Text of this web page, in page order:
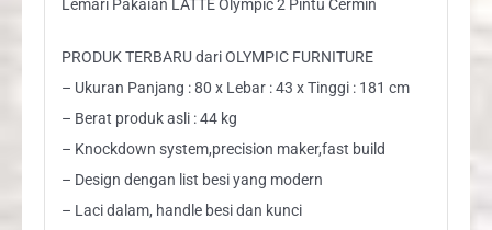
Lemari Pakaian LATTE Olympic 2 Pintu Cermin
PRODUK TERBARU dari OLYMPIC FURNITURE
– Ukuran Panjang : 80 x Lebar : 43 x Tinggi : 181 cm
– Berat produk asli : 44 kg
– Knockdown system,precision maker,fast build
– Design dengan list besi yang modern
– Laci dalam, handle besi dan kunci